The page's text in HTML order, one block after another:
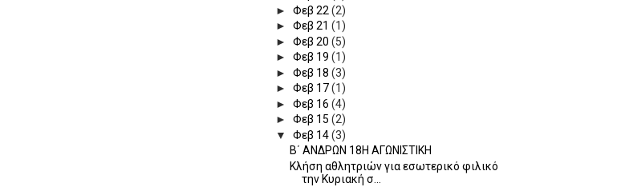
►Φεβ 22(2)
►Φεβ 21(1)
►Φεβ 20(5)
►Φεβ 19(1)
►Φεβ 18(3)
►Φεβ 17(1)
►Φεβ 16(4)
►Φεβ 15(2)
▼Φεβ 14(3)
Β΄ ΑΝΔΡΩΝ 18Η ΑΓΩΝΙΣΤΙΚΗ
Κλήση αθλητριών για εσωτερικό φιλικό
την Κυριακή σ...